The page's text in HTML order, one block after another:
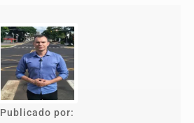
Publicado por: